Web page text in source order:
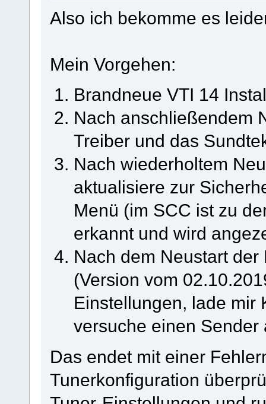
Also ich bekomme es
Mein Vorgehen:
Brandneue VTI 14
Nach anschließendem
Treiber und das
Nach wiederholtem
aktualisiere zur
Menü (im SCC ist zu
erkannt und wird
Nach dem Neustart
(Version vom
Einstellungen, lade mir
versuche einen Sender
Das endet mit einer
Tunerkonfiguration